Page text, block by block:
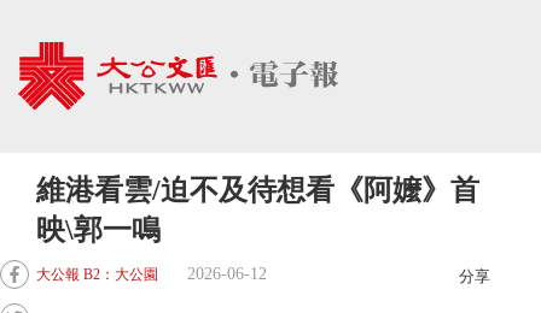
維港看雲/迫不及待想看《阿嬤》首
映\郭一鳴
大公報 B2：大公園 2026-06-12 分享